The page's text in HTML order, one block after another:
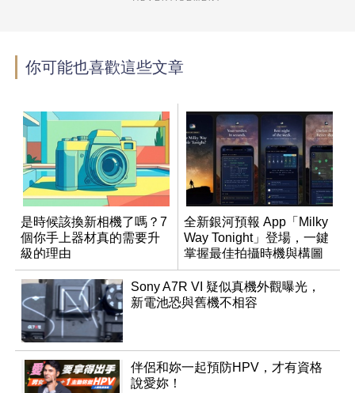
你可能也喜歡這些文章
是時候該換新相機了嗎？7
個你手上器材真的需要升
級的理由
全新銀河預報 App「Milky
Way Tonight」登場，一鍵
掌握最佳拍攝時機與構圖
Sony A7R VI 疑似真機外觀曝光，
新電池恐與舊機不相容
伴侶和妳一起預防HPV，才有資格
說愛妳！